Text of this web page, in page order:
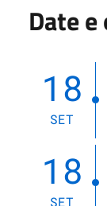
Date
18
SET
18
SET